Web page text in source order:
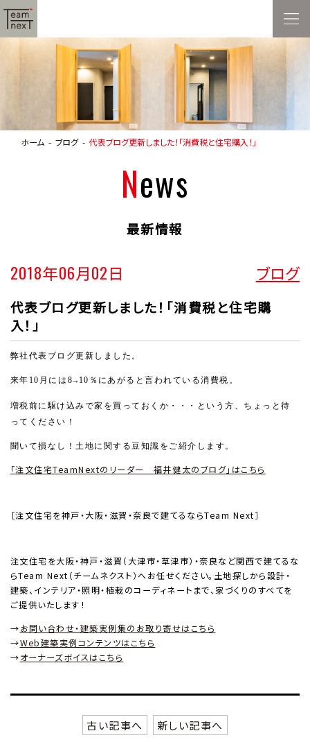
ホーム ブログ 代表ブログ更新しました！「消費税と住宅購入！」
News
最新情報
2018年06月02日 ブログ
代表ブログ更新しました！「消費税と住宅購
入！」
弊社代表ブログ更新しました。
来年 10 月には 8→ 10 ％にあがると言われている消費税。
増税前に駆け込みで家を買っておくか・・・という方、ちょっと待
ってください！
聞いて損なし！土地に関する豆知識をご紹介します。
「注文住宅TeamNextのリーダー 福井健太のブログ」はこちら
［注文住宅を神戸・大阪・滋賀・奈良で建てるならTeam Next］
注文住宅を大阪・神戸・滋賀（大津市・草津市）・奈良など関西で建てるな
らTeam Next（チームネクスト）へお任せください。土地探しから設計・
建築、インテリア・照明・植栽のコーディネートまで、家づくりのすべてを
ご提供いたします！
→お問い合わせ・建築実例集のお取り寄せはこちら
→Web建築実例コンテンツはこちら
→オーナーズボイスはこちら
古い記事へ 新しい記事へ